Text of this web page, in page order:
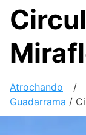
Atrochando /
Guadarrama /